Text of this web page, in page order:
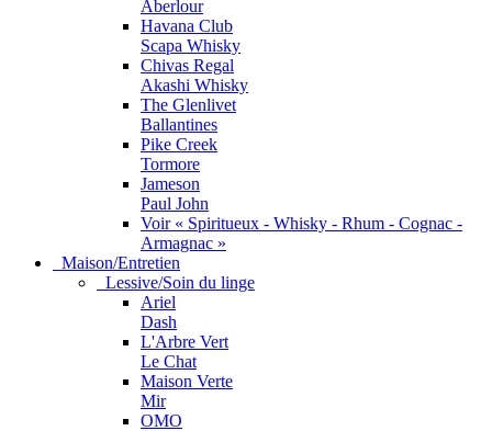
Aberlour
Havana Club
Scapa Whisky
Chivas Regal
Akashi Whisky
The Glenlivet
Ballantines
Pike Creek
Tormore
Jameson
Paul John
Voir « Spiritueux - Whisky - Rhum - Cognac -
Armagnac »
Maison/Entretien
Lessive/Soin du linge
Ariel
Dash
L'Arbre Vert
Le Chat
Maison Verte
Mir
OMO